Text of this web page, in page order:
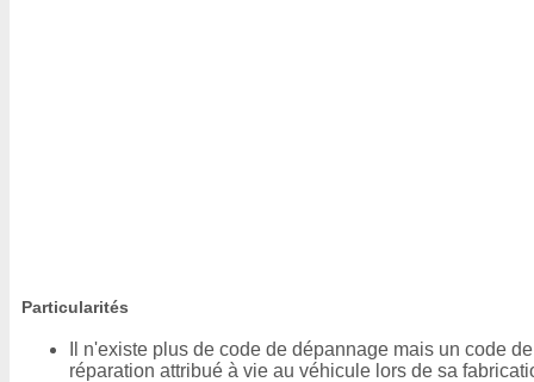
Particularités
Il n'existe plus de code de dépannage mais un code de
réparation attribué à vie au véhicule lors de sa